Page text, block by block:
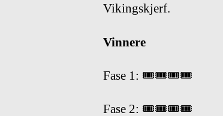
Vikingskjerf.
Vinnere
Fase 1: 🎟🎟🎟🎟
Fase 2: 🎟🎟🎟🎟